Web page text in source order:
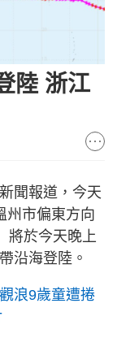
陸 浙江
聞報道，今天
州市偏東方向
將於今天晚上
沿海登陸。
浪9歲童遭捲